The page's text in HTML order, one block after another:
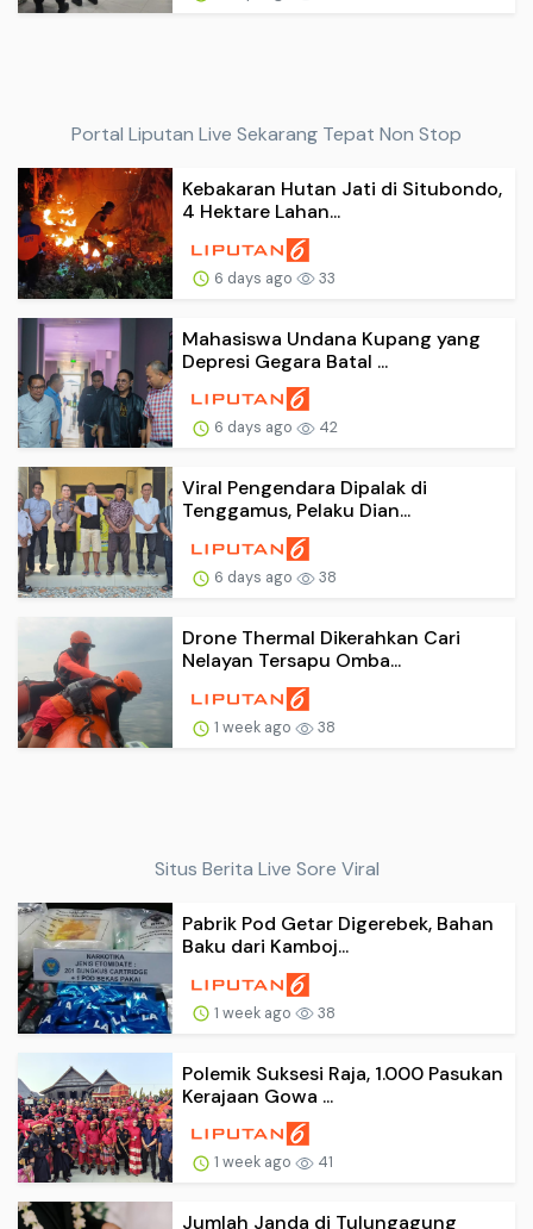
Portal Liputan Live Sekarang Tepat Non Stop
Kebakaran Hutan Jati di Situbondo,
4 Hektare Lahan...
6 days ago 33
Mahasiswa Undana Kupang yang
Depresi Gegara Batal ...
6 days ago 42
Viral Pengendara Dipalak di
Tenggamus, Pelaku Dian...
6 days ago 38
Drone Thermal Dikerahkan Cari
Nelayan Tersapu Omba...
1 week ago 38
Situs Berita Live Sore Viral
Pabrik Pod Getar Digerebek, Bahan
Baku dari Kamboj...
1 week ago 38
Polemik Suksesi Raja, 1.000 Pasukan
Kerajaan Gowa ...
1 week ago 41
Jumlah Janda di Tulungagung